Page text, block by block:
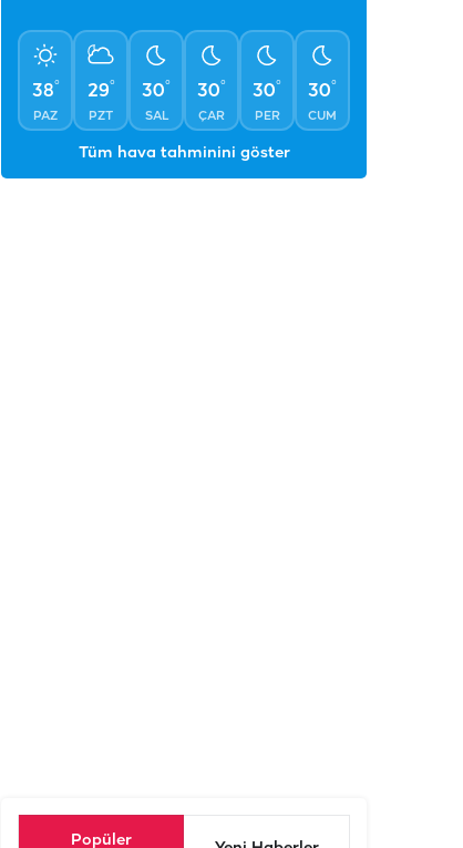
38°
PAZ
29°
PZT
30°
SAL
30°
ÇAR
30°
PER
30°
CUM
Tüm hava tahminini göster
Popüler